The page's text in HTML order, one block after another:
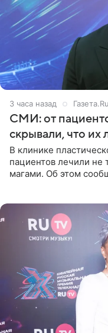
3 часа назад Газета.Ru
СМИ: от
скрывали, что их
В клинике
пациентов лечили не
магами. Об этом